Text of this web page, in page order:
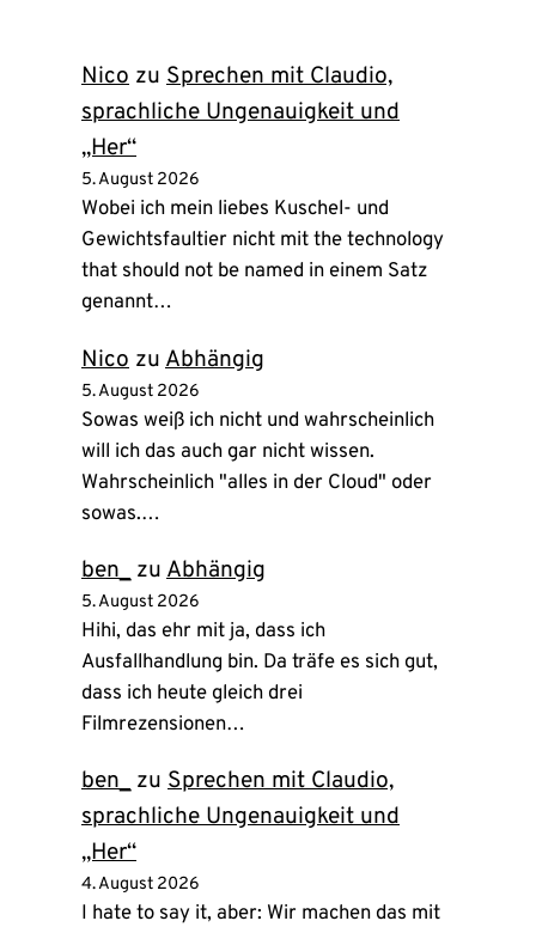
Nico zu Sprechen mit Claudio,
sprachliche Ungenauigkeit und
„Her“
5. August 2026
Wobei ich mein liebes Kuschel- und
Gewichtsfaultier nicht mit the technology
that should not be named in einem Satz
genannt…
Nico zu Abhängig
5. August 2026
Sowas weiß ich nicht und wahrscheinlich
will ich das auch gar nicht wissen.
Wahrscheinlich "alles in der Cloud" oder
sowas.…
ben_ zu Abhängig
5. August 2026
Hihi, das ehr mit ja, dass ich
Ausfallhandlung bin. Da träfe es sich gut,
dass ich heute gleich drei
Filmrezensionen…
ben_zu Sprechen mit Claudio,
sprachliche Ungenauigkeit und
„Her“
4. August 2026
I hate to say it, aber: Wir machen das mit